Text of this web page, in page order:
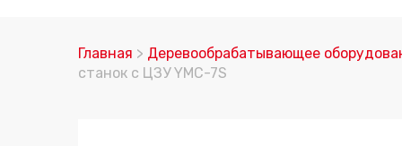
Главная > Деревообрабатывающее
станок c ЦЗУ YMC-7S